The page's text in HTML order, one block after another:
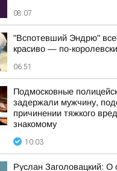
08:07
"Вспотевший Эндрю"
красиво — по-королевски
06:51
Подмосковные
задержали мужчину,
причинении тяжкого
знакомому
10:03
Руслан Заголовацкий: О